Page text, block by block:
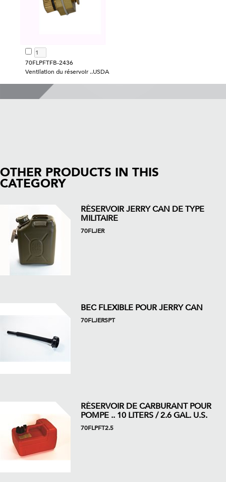
70FLPFTFB-2436
Ventilation du réservoir ..USDA
OTHER PRODUCTS IN THIS
CATEGORY
RÉSERVOIR JERRY CAN DE TYPE
MILITAIRE
70FLJER
BEC FLEXIBLE POUR JERRY CAN
70FLJERSPT
RÉSERVOIR DE CARBURANT POUR
POMPE .. 10 LITERS / 2.6 GAL. U.S.
70FLPFT2.5